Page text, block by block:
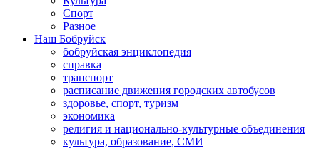
Спорт
Разное
Наш Бобруйск
бобруйская энциклопедия
справка
транспорт
расписание движения городских автобусов
здоровье, спорт, туризм
экономика
религия и национально-культурные объединения
культура, образование, СМИ